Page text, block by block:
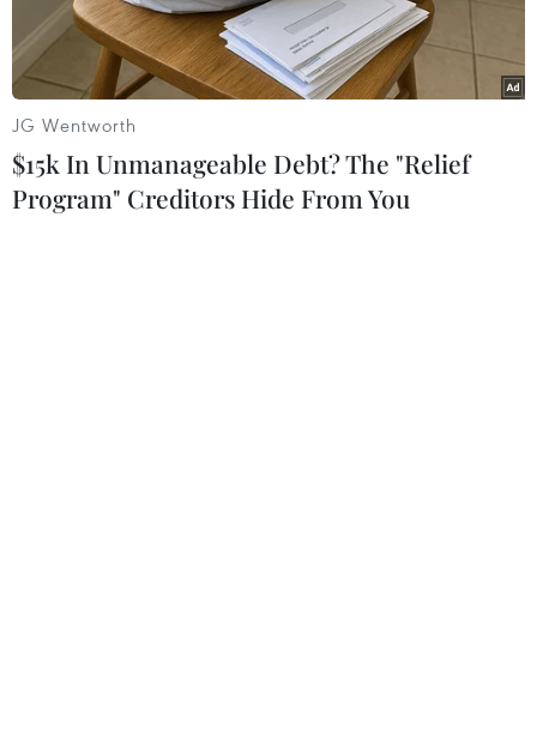
thể xác định có bao nhiêu kẻ tình nghi trong vụ
việc.
JG Wentworth
$15k In Unmanageable Debt? The "Relief
Program" Creditors Hide From You